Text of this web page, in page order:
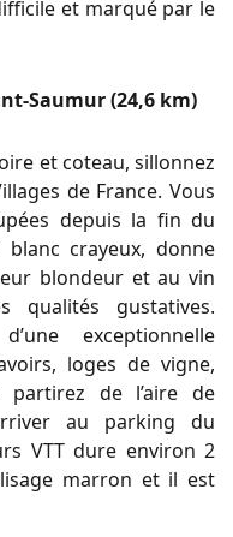
et marqué par le
Saumur (24,6 km)
et coteau, sillonnez
de France. Vous
depuis la fin du
blanc crayeux, donne
blondeur et au vin
qualités gustatives.
exceptionnelle
loges de vigne,
partirez de l’aire de
au parking du
VTT dure environ 2
marron et il est